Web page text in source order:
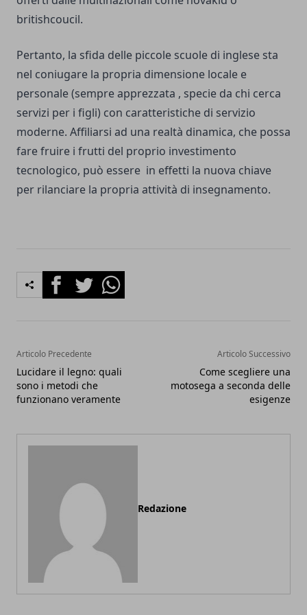
britishcoucil.
Pertanto, la sfida delle piccole scuole di inglese sta
nel coniugare la propria dimensione locale e
personale (sempre apprezzata , specie da chi cerca
servizi per i figli) con caratteristiche di servizio
moderne. Affiliarsi ad una realtà dinamica, che possa
fare fruire i frutti del proprio investimento
tecnologico, può essere in effetti la nuova chiave
per rilanciare la propria attività di insegnamento.
FacebookTwitterWhatsapp
Articolo Precedente
Lucidare il legno: quali
sono i metodi che
funzionano veramente
Articolo Successivo
Come scegliere una
motosega a seconda delle
esigenze
Redazione